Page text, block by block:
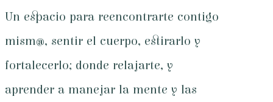
Un espacio para reencontrarte contigo
mism@, sentir el cuerpo, estirarlo y
fortalecerlo; donde relajarte, y
aprender a manejar la mente y las